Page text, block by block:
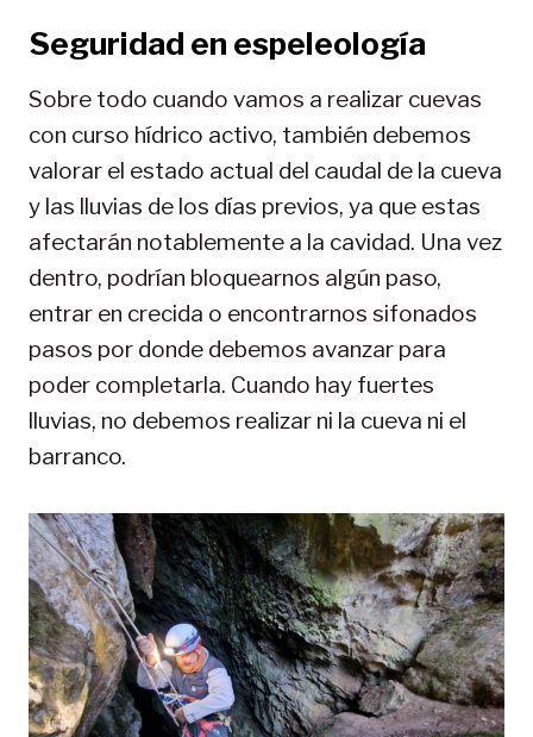
Seguridad en espeleología
Sobre todo cuando vamos a realizar cuevas
con curso hídrico activo, también debemos
valorar el estado actual del caudal de la cueva
y las lluvias de los días previos, ya que estas
afectarán notablemente a la cavidad. Una vez
dentro, podrían bloquearnos algún paso,
entrar en crecida o encontrarnos sifonados
pasos por donde debemos avanzar para
poder completarla. Cuando hay fuertes
lluvias, no debemos realizar ni la cueva ni el
barranco.